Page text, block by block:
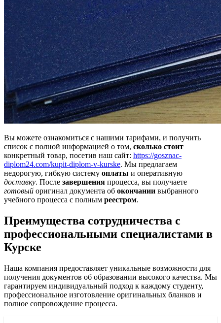
Вы можете ознакомиться с нашими тарифами, и получить
список с полной информацией о том, сколько стоит
конкретный товар, посетив наш сайт: https://gosznac-
diplom24.com/kupit-diplom-v-kurske. Мы предлагаем
недорогую, гибкую систему оплаты и оперативную
доставку. После завершения процесса, вы получаете
готовый оригинал документа об окончании выбранного
учебного процесса с полным реестром.
Преимущества сотрудничества с
профессиональными специалистами в
Курске
Наша компания предоставляет уникальные возможности для
получения документов об образовании высокого качества. Мы
гарантируем индивидуальный подход к каждому студенту,
профессиональное изготовление оригинальных бланков и
полное сопровождение процесса.